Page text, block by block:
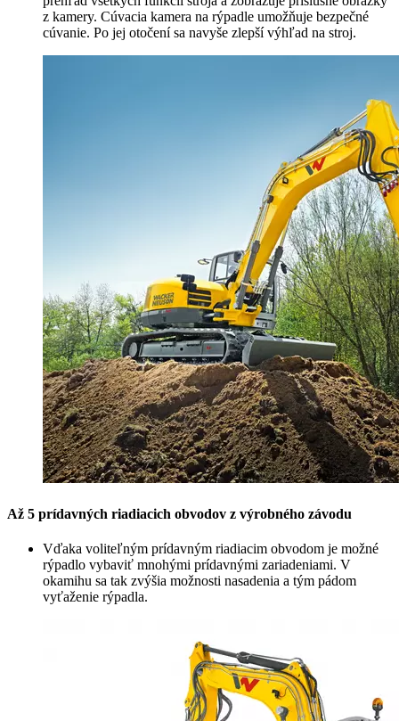
z kamery. Cúvacia kamera na rýpadle umožňuje bezpečné
cúvanie. Po jej otočení sa navyše zlepší výhľad na stroj.
Až 5 prídavných riadiacich obvodov z výrobného závodu
Vďaka voliteľným prídavným riadiacim obvodom je možné
rýpadlo vybaviť mnohými prídavnými zariadeniami. V
okamihu sa tak zvýšia možnosti nasadenia a tým pádom
vyťaženie rýpadla.